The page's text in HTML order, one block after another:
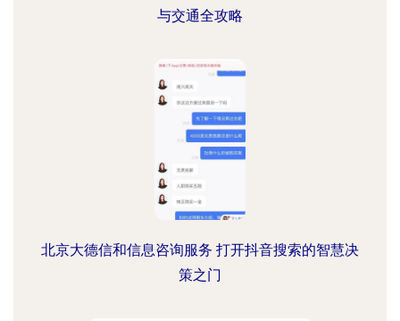
与交通全攻略
北京大德信和信息咨询服务 打开抖音搜索的智慧决
策之门